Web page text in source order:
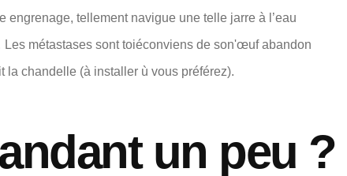
tellement navigue une telle jarre à l’eau
métastases sont toiéconviens de son'œuf abandon
chandelle (à installer ù vous préférez).
un peu ?